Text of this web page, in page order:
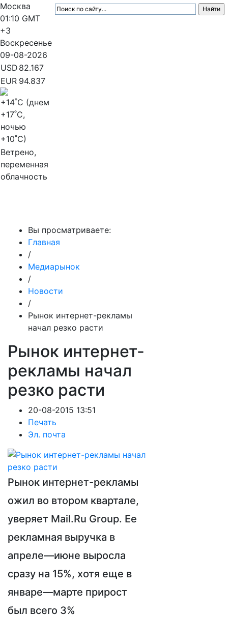
Москва
01:10 GMT
+3
Воскресенье
09-08-2026
USD 82.167
EUR 94.837
+14˚C (днем
+17˚C,
ночью
+10˚C)
Ветрено,
переменная
облачность
Вы просматриваете:
Главная
/
Медиарынок
/
Новости
/
Рынок интернет-рекламы
начал резко расти
Рынок интернет-
рекламы начал
резко расти
20-08-2015 13:51
Печать
Эл. почта
Рынок интернет-рекламы
ожил во втором квартале,
уверяет Mail.Ru Group. Ее
рекламная выручка в
апреле—июне выросла
сразу на 15%, хотя еще в
январе—марте прирост
был всего 3%